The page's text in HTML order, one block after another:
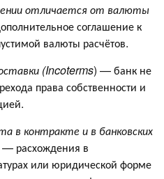
отличается от валюты
соглашение к
валюты расчётов.
(Incoterms) — банк не
права собственности и
в контракте и в банковских
— расхождения в
или юридической форме